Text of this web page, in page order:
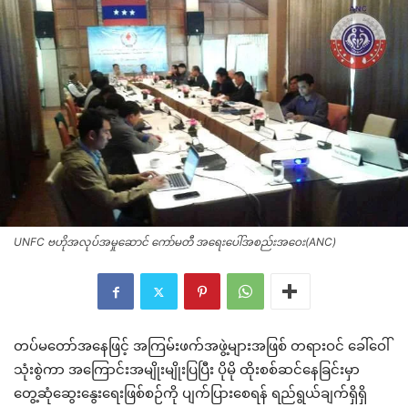
UNFC ဗဟိုအလုပ်အမှုဆောင် ကော်မတီ အရေးပေါ်အစည်းအဝေး(ANC)
တပ်မတော်အနေဖြင့် အကြမ်းဖက်အဖွဲ့များအဖြစ် တရားဝင် ခေါ်ဝေါ်
သုံးစွဲကာ အကြောင်းအမျိုးမျိုးပြပြီး ပိုမို ထိုးစစ်ဆင်နေခြင်းမှာ
တွေ့ဆုံဆွေးနွေးရေးဖြစ်စဉ်ကို ပျက်ပြားစေရန် ရည်ရွယ်ချက်ရှိရှိ